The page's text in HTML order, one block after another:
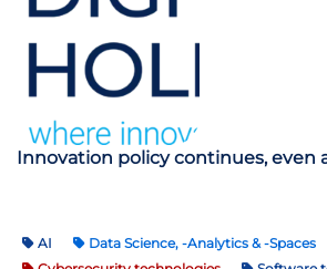
Innovation policy continues, even
AI
Data Science, -Analytics & -Spaces